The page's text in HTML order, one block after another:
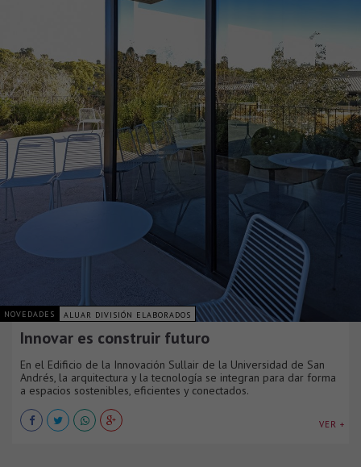
NOVEDADES ALUAR DIVISIÓN ELABORADOS
Innovar es construir futuro
En el Edificio de la Innovación Sullair de la Universidad de San
Andrés, la arquitectura y la tecnología se integran para dar forma
a espacios sostenibles, eficientes y conectados.
VER +